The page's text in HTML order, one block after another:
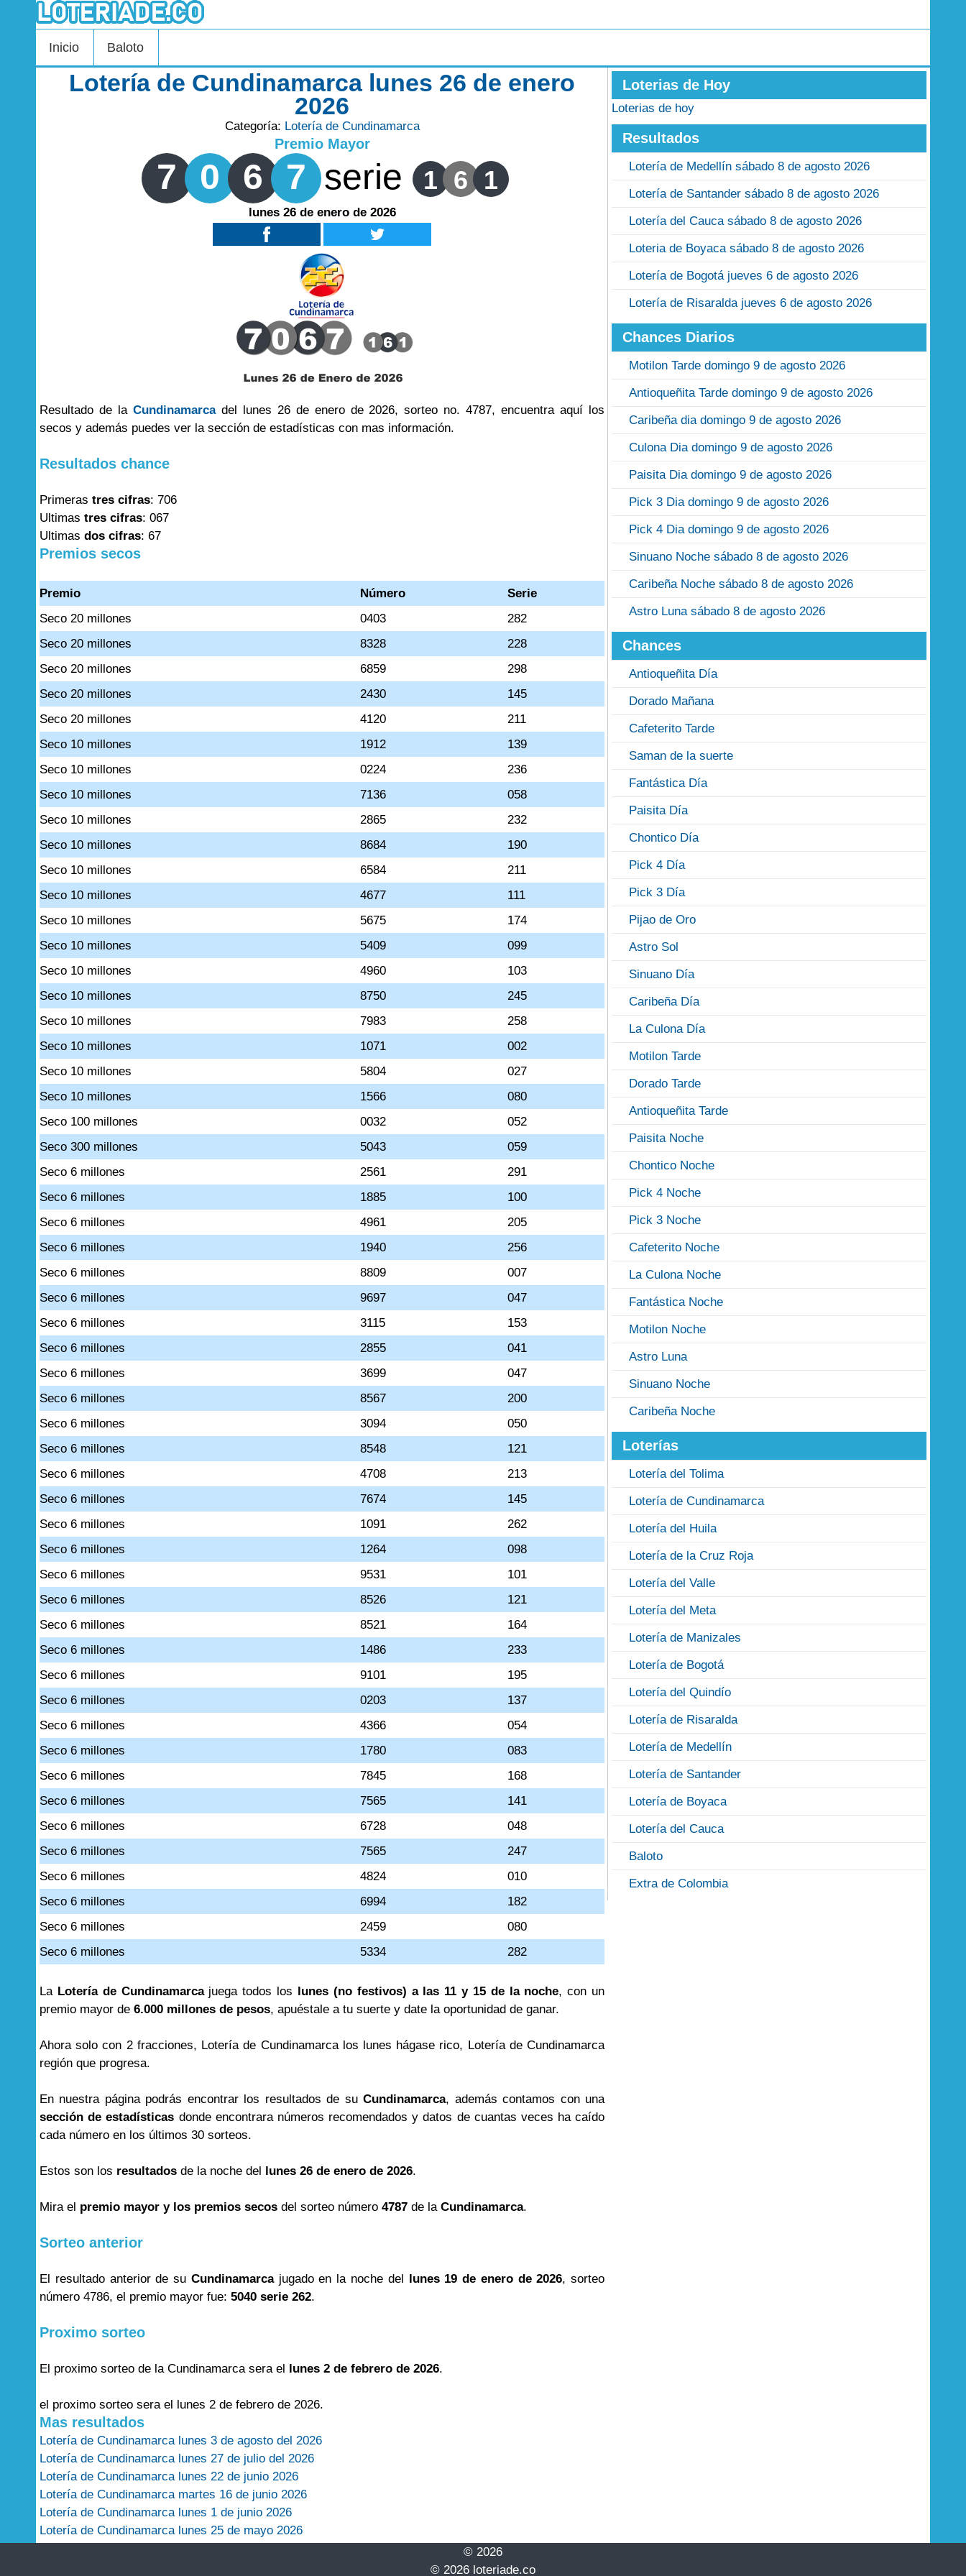
Inicio Baloto
Lotería de Cundinamarca lunes 26 de enero
2026
Categoría: Lotería de Cundinamarca
Premio Mayor
7 0 6 7 serie 1 6 1
lunes 26 de enero de 2026
Resultado de la Cundinamarcadel lunes 26 de enero de 2026, sorteo no. 4787, encuentra aquí los
secos y además puedes ver la sección de estadísticas con mas información.
Resultados chance
Primeras tres cifras: 706
Ultimas tres cifras: 067
Ultimas dos cifras: 67
Premios secos
Premio Número
Serie
Seco 20 millones
0403
282
Seco 20 millones
8328
228
Seco 20 millones
6859
298
Seco 20 millones
2430
145
Seco 20 millones
4120
211
Seco 10 millones
1912
139
Seco 10 millones
0224
236
Seco 10 millones
7136
058
Seco 10 millones
2865
232
Seco 10 millones
8684
190
Seco 10 millones
6584
211
Seco 10 millones
4677
111
Seco 10 millones
5675
174
Seco 10 millones
5409
099
Seco 10 millones
4960
103
Seco 10 millones
8750
245
Seco 10 millones
7983
258
Seco 10 millones
1071
002
Seco 10 millones
5804
027
Seco 10 millones
1566
080
Seco 100 millones
0032
052
Seco 300 millones
5043
059
Seco 6 millones
2561
291
Seco 6 millones
1885
100
Seco 6 millones
4961
205
Seco 6 millones
1940
256
Seco 6 millones
8809
007
Seco 6 millones
9697
047
Seco 6 millones
3115
153
Seco 6 millones
2855
041
Seco 6 millones
3699
047
Seco 6 millones
8567
200
Seco 6 millones
3094
050
Seco 6 millones
8548
121
Seco 6 millones
4708
213
Seco 6 millones
7674
145
Seco 6 millones
1091
262
Seco 6 millones
1264
098
Seco 6 millones
9531
101
Seco 6 millones
8526
121
Seco 6 millones
8521
164
Seco 6 millones
1486
233
Seco 6 millones
9101
195
Seco 6 millones
0203
137
Seco 6 millones
4366
054
Seco 6 millones
1780
083
Seco 6 millones
7845
168
Seco 6 millones
7565
141
Seco 6 millones
6728
048
Seco 6 millones
7565
247
Seco 6 millones
4824
010
Seco 6 millones
6994
182
Seco 6 millones
2459
080
Seco 6 millones
5334 282
La Lotería de Cundinamarcajuega todos los lunes (no festivos) a las 11 y 15 de la noche, con un
premio mayor de 6.000 millones de pesos, apuéstale a tu suerte y date la oportunidad de ganar.
Ahora solo con 2 fracciones, Lotería de Cundinamarca los lunes hágase rico, Lotería de Cundinamarca
región que progresa.
En nuestra página podrás encontrar los resultados de suCundinamarca, además contamos con una
sección de estadísticas donde encontrara números recomendados y datos de cuantas veces ha caído
cada número en los últimos 30 sorteos.
Estos son los resultados de la noche del lunes 26 de enero de 2026.
Mira el premio mayor y los premios secos del sorteo número 4787 de la Cundinamarca.
Sorteo anterior
El resultado anterior de su Cundinamarcajugado en la noche del lunes 19 de enero de 2026, sorteo
número 4786, el premio mayor fue: 5040 serie 262.
Proximo sorteo
El proximo sorteo de la Cundinamarca sera el lunes 2 de febrero de 2026.
el proximo sorteo sera el lunes 2 de febrero de 2026.
Mas resultados
Lotería de Cundinamarca lunes 3 de agosto del 2026
Lotería de Cundinamarca lunes 27 de julio del 2026
Lotería de Cundinamarca lunes 22 de junio 2026
Lotería de Cundinamarca martes 16 de junio 2026
Lotería de Cundinamarca lunes 1 de junio 2026
Lotería de Cundinamarca lunes 25 de mayo 2026
Loterias de Hoy
Loterias de hoy
Resultados
Lotería de Medellín sábado 8 de agosto 2026
Lotería de Santander sábado 8 de agosto 2026
Lotería del Cauca sábado 8 de agosto 2026
Loteria de Boyaca sábado 8 de agosto 2026
Lotería de Bogotá jueves 6 de agosto 2026
Lotería de Risaralda jueves 6 de agosto 2026
Chances Diarios
Motilon Tarde domingo 9 de agosto 2026
Antioqueñita Tarde domingo 9 de agosto 2026
Caribeña dia domingo 9 de agosto 2026
Culona Dia domingo 9 de agosto 2026
Paisita Dia domingo 9 de agosto 2026
Pick 3 Dia domingo 9 de agosto 2026
Pick 4 Dia domingo 9 de agosto 2026
Sinuano Noche sábado 8 de agosto 2026
Caribeña Noche sábado 8 de agosto 2026
Astro Luna sábado 8 de agosto 2026
Chances
Antioqueñita Día
Dorado Mañana
Cafeterito Tarde
Saman de la suerte
Fantástica Día
Paisita Día
Chontico Día
Pick 4 Día
Pick 3 Día
Pijao de Oro
Astro Sol
Sinuano Día
Caribeña Día
La Culona Día
Motilon Tarde
Dorado Tarde
Antioqueñita Tarde
Paisita Noche
Chontico Noche
Pick 4 Noche
Pick 3 Noche
Cafeterito Noche
La Culona Noche
Fantástica Noche
Motilon Noche
Astro Luna
Sinuano Noche
Caribeña Noche
Loterías
Lotería del Tolima
Lotería de Cundinamarca
Lotería del Huila
Lotería de la Cruz Roja
Lotería del Valle
Lotería del Meta
Lotería de Manizales
Lotería de Bogotá
Lotería del Quindío
Lotería de Risaralda
Lotería de Medellín
Lotería de Santander
Lotería de Boyaca
Lotería del Cauca
Baloto
Extra de Colombia
© 2026
© 2026 loteriade.co